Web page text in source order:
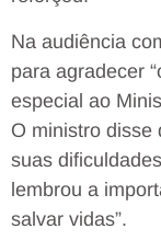
Na audiência
para agradecer
especial ao
O ministro disse
suas
lembrou a
salvar vidas”.